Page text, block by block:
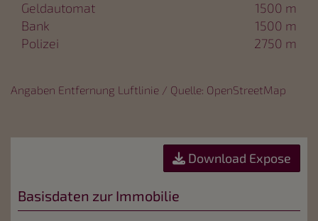
Geldautomat
1500 m
Bank
1500 m
Polizei
2750 m
Angaben Entfernung Luftlinie / Quelle: OpenStreetMap
Download Expose
Basisdaten zur Immobilie